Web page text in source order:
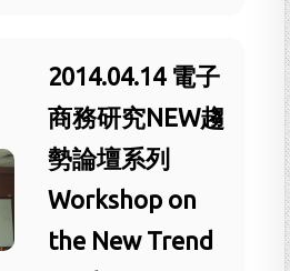
2014.04.14 電子
商務研究NEW趨
勢論壇系列
Workshop on
the New Trend